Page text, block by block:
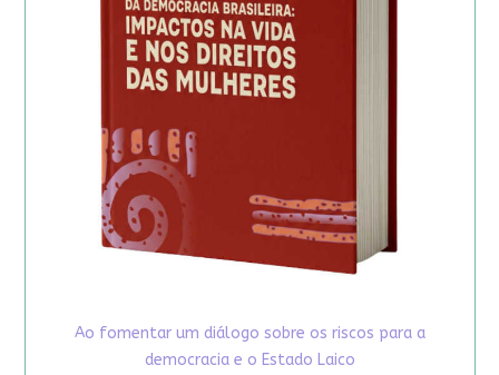
Ao fomentar um diálogo sobre os riscos para a
democracia e o Estado Laico